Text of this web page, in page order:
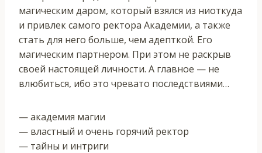
магическим даром, который взялся из ниоткуда
и привлек самого ректора Академии, а также
стать для него больше, чем адепткой. Его
магическим партнером. При этом не раскрыв
своей настоящей личности. А главное — не
влюбиться, ибо это чревато последствиями…
— академия магии
— властный и очень горячий ректор
— тайны и интриги